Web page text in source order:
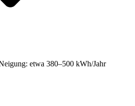
etwa 380–500 kWh/Jahr